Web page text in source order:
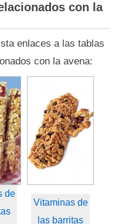
con la
enlaces a las tablas
con la avena:
de
Vitaminas de
las barritas